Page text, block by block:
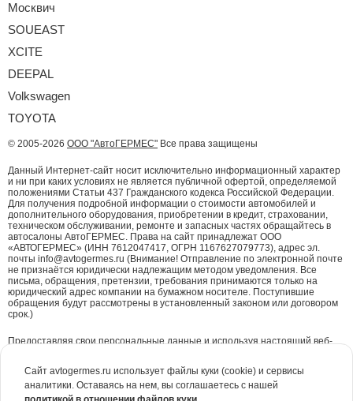
Москвич
SOUEAST
XCITE
DEEPAL
Volkswagen
TOYOTA
© 2005-2026 ООО "АвтоГЕРМЕС" Все права защищены
Данный Интернет-сайт носит исключительно информационный характер
и ни при каких условиях не является публичной офертой, определяемой
положениями Статьи 437 Гражданского кодекса Российской Федерации.
Для получения подробной информации о стоимости автомобилей и
дополнительного оборудования, приобретении в кредит, страховании,
техническом обслуживании, ремонте и запасных частях обращайтесь в
автосалоны АвтоГЕРМЕС. Права на сайт принадлежат ООО
«АВТОГЕРМЕС» (ИНН 7612047417, ОГРН 1167627079773), адрес эл.
почты info@avtogermes.ru (Внимание! Отправление по электронной почте
не признаётся юридически надлежащим методом уведомления. Все
письма, обращения, претензии, требования принимаются только на
юридический адрес компании на бумажном носителе. Поступившие
обращения будут рассмотрены в установленный законом или договором
срок.)
Предоставляя свои персональные данные и используя настоящий веб-
Для повышения удобства работы с сайтом и обеспечения его корректной
Сайт avtogermes.ru использует файлы куки (cookie) и сервисы
аналитики. Оставаясь на нем, вы соглашаетесь с нашей